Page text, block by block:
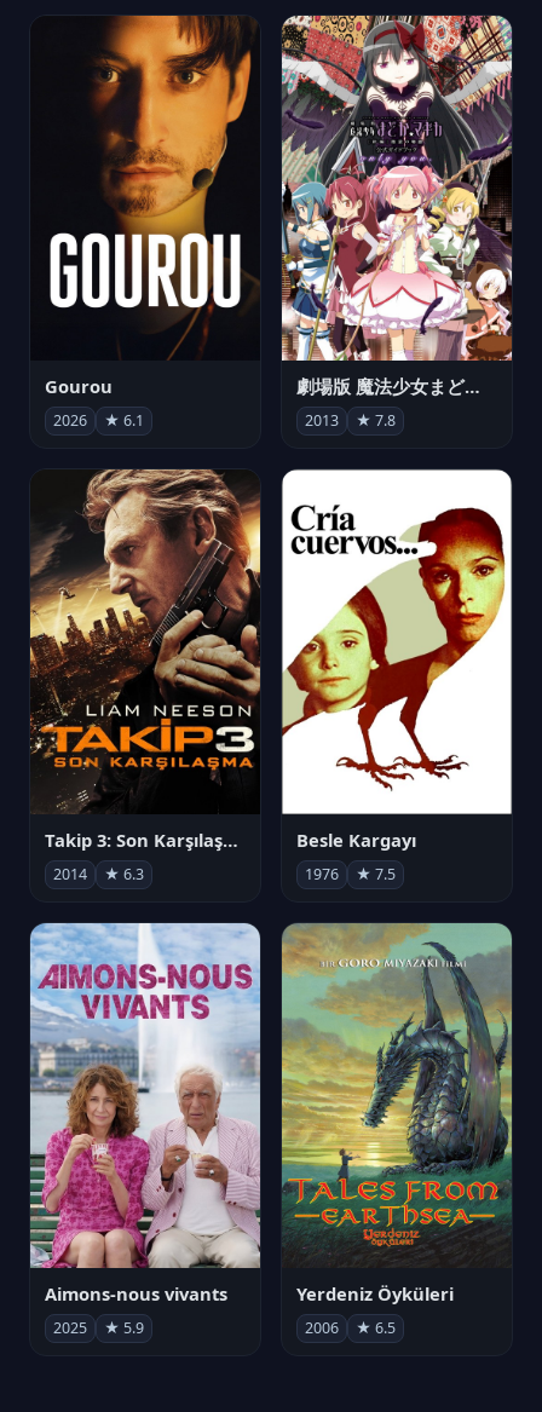
Gourou
2026 ★ 6.1
劇場版 魔法少女まどか☆マギカ[新編]叛逆の物語
2013 ★ 7.8
Takip 3: Son Karşılaşma
2014 ★ 6.3
Besle Kargayı
1976 ★ 7.5
Aimons-nous vivants
2025 ★ 5.9
Yerdeniz Öyküleri
2006 ★ 6.5